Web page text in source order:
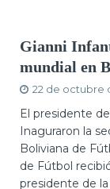
Gianni
mundial en
22 de octubre
El presidente
Inaguraron la
Boliviana de
de Fútbol
presidente de